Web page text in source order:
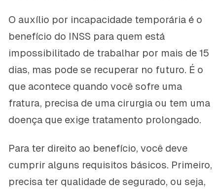
O auxílio por incapacidade temporária é o
benefício do INSS para quem está
impossibilitado de trabalhar por mais de 15
dias, mas pode se recuperar no futuro. É o
que acontece quando você sofre uma
fratura, precisa de uma cirurgia ou tem uma
doença que exige tratamento prolongado.
Para ter direito ao benefício, você deve
cumprir alguns requisitos básicos. Primeiro,
precisa ter qualidade de segurado, ou seja,